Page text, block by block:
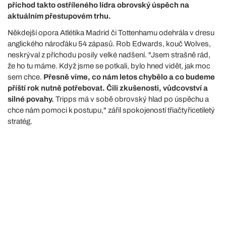
příchod takto ostříleného lídra obrovský úspěch na
aktuálním přestupovém trhu.
Někdejší opora Atlétika Madrid či Tottenhamu odehrála v dresu
anglického nároďáku 54 zápasů. Rob Edwards, kouč Wolves,
neskrýval z příchodu posily velké nadšení. "Jsem strašně rád,
že ho tu máme. Když jsme se potkali, bylo hned vidět, jak moc
sem chce. Přesně víme, co nám letos chybělo a co budeme
příští rok nutně potřebovat. Čili zkušenosti, vůdcovství a
silné povahy. Tripps má v sobě obrovský hlad po úspěchu a
chce nám pomoci k postupu," zářil spokojeností třiačtyřicetiletý
stratég.